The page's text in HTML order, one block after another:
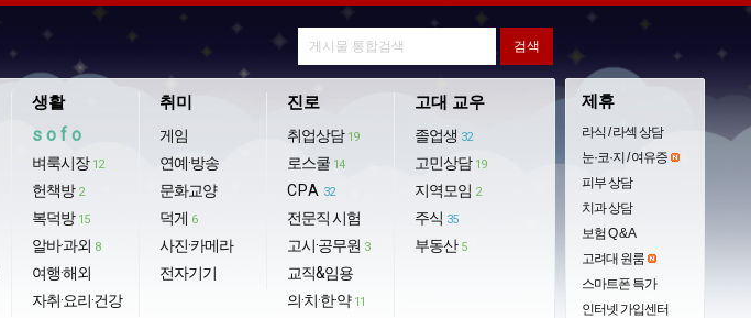
생활
sofo
벼룩시장 12
헌책방 2
복덕방 15
알바·과외 8
여행·해외
자취·요리·건강
취미
게임
연예·방송
문화교양
덕게 6
사진·카메라
전자기기
진로
취업상담 19
로스쿨 14
CPA 32
전문직 시험
고시·공무원 3
교직&임용
의·치·한·약 11
고대 교우
졸업생 32
고민상담 19
지역모임 2
주식 35
부동산 5
제휴
라식 / 라섹 상담
눈·코·지 / 여유증
피부 상담
치과 상담
보험 Q & A
고려대 원룸
스마트폰 특가
인터넷 가입센터